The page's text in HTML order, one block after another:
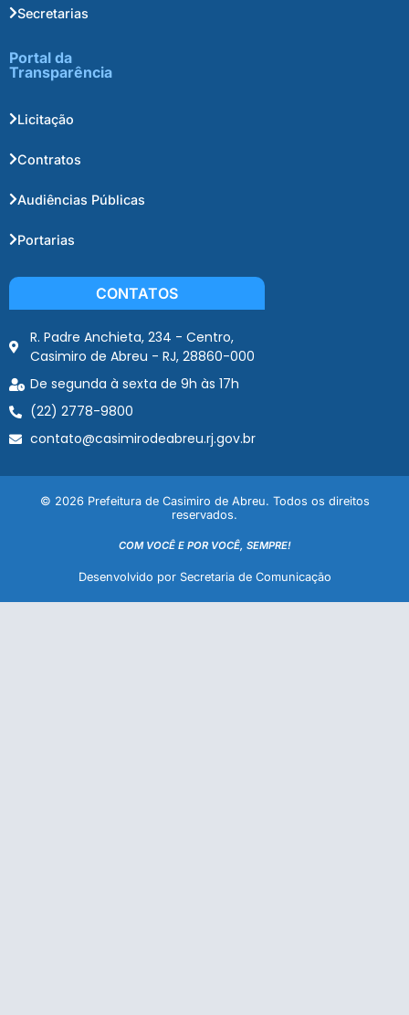
Secretarias
Portal da
Transparência
Licitação
Contratos
Audiências Públicas
Portarias
CONTATOS
R. Padre Anchieta, 234 - Centro,
Casimiro de Abreu - RJ, 28860-000
De segunda à sexta de 9h às 17h
(22) 2778-9800
contato@casimirodeabreu.rj.gov.br
© 2026 Prefeitura de Casimiro de Abreu. Todos os direitos
reservados.
COM VOCÊ E POR VOCÊ, SEMPRE!
Desenvolvido por Secretaria de Comunicação